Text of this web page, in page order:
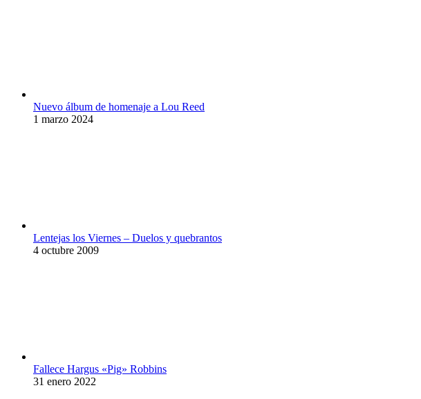
Nuevo álbum de homenaje a Lou Reed
1 marzo 2024
Lentejas los Viernes – Duelos y quebrantos
4 octubre 2009
Fallece Hargus «Pig» Robbins
31 enero 2022